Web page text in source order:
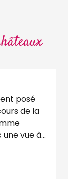
posé
de la
vue à...